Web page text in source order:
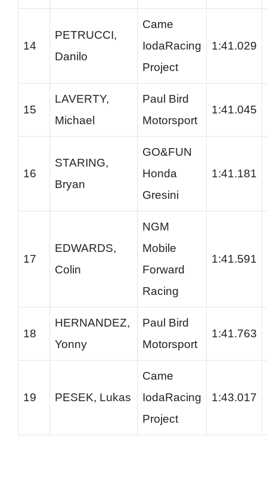
14
PETRUCCI,
Danilo
Came
IodaRacing
Project
1:41.029
15
LAVERTY,
Michael
Paul Bird
Motorsport
1:41.045
16
STARING,
Bryan
GO&FUN
Honda
Gresini
1:41.181
17
EDWARDS,
Colin
NGM
Mobile
Forward
Racing
1:41.591
18
HERNANDEZ,
Yonny
Paul Bird
Motorsport
1:41.763
19 PESEK, Lukas
Came
IodaRacing
Project
1:43.017